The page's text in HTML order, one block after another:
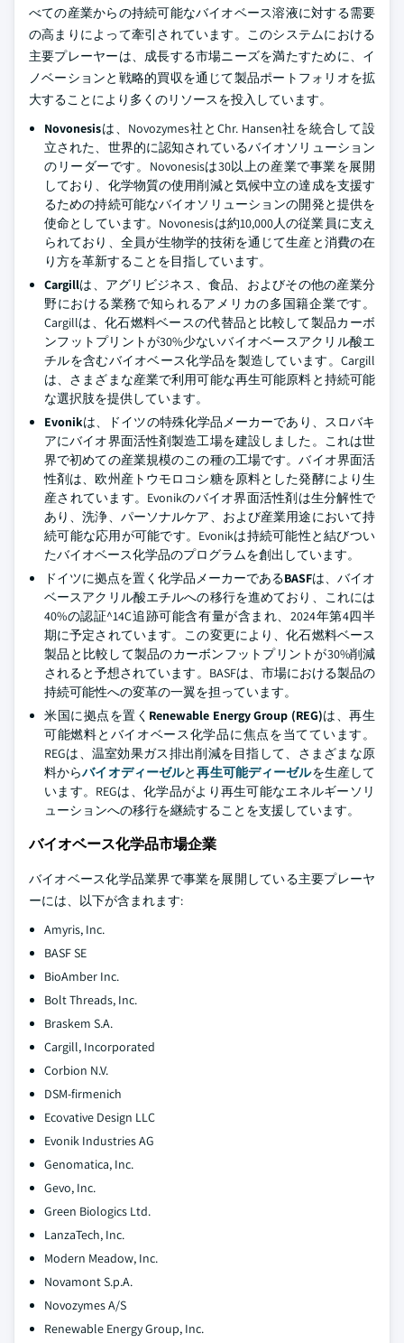
べての産業からの持続可能なバイオベース溶液に対する需要
の高まりによって牽引されています。このシステムにおける
主要プレーヤーは、成長する市場ニーズを満たすために、イ
ノベーションと戦略的買収を通じて製品ポートフォリオを拡
大することにより多くのリソースを投入しています。
Novonesisは、Novozymes社とChr. Hansen社を統合して設
立された、世界的に認知されているバイオソリューション
のリーダーです。Novonesisは30以上の産業で事業を展開
しており、化学物質の使用削減と気候中立の達成を支援す
るための持続可能なバイオソリューションの開発と提供を
使命としています。Novonesisは約10,000人の従業員に支え
られており、全員が生物学的技術を通じて生産と消費の在
り方を革新することを目指しています。
Cargillは、アグリビジネス、食品、およびその他の産業分
野における業務で知られるアメリカの多国籍企業です。
Cargillは、化石燃料ベースの代替品と比較して製品カーボ
ンフットプリントが30%少ないバイオベースアクリル酸エ
チルを含むバイオベース化学品を製造しています。Cargill
は、さまざまな産業で利用可能な再生可能原料と持続可能
な選択肢を提供しています。
Evonikは、ドイツの特殊化学品メーカーであり、スロバキ
アにバイオ界面活性剤製造工場を建設しました。これは世
界で初めての産業規模のこの種の工場です。バイオ界面活
性剤は、欧州産トウモロコシ糖を原料とした発酵により生
産されています。Evonikのバイオ界面活性剤は生分解性で
あり、洗浄、パーソナルケア、および産業用途において持
続可能な応用が可能です。Evonikは持続可能性と結びつい
たバイオベース化学品のプログラムを創出しています。
ドイツに拠点を置く化学品メーカーであるBASFは、バイオ
ベースアクリル酸エチルへの移行を進めており、これには
40%の認証^14C追跡可能含有量が含まれ、2024年第4四半
期に予定されています。この変更により、化石燃料ベース
製品と比較して製品のカーボンフットプリントが30%削減
されると予想されています。BASFは、市場における製品の
持続可能性への変革の一翼を担っています。
米国に拠点を置く Renewable Energy Group (REG)は、再生
可能燃料とバイオベース化学品に焦点を当てています。
REGは、温室効果ガス排出削減を目指して、さまざまな原
料からバイオディーゼルと再生可能ディーゼルを生産して
います。REGは、化学品がより再生可能なエネルギーソリ
ューションへの移行を継続することを支援しています。
バイオベース化学品市場企業
バイオベース化学品業界で事業を展開している主要プレーヤ
ーには、以下が含まれます:
Amyris, Inc.
BASF SE
BioAmber Inc.
Bolt Threads, Inc.
Braskem S.A.
Cargill, Incorporated
Corbion N.V.
DSM-firmenich
Ecovative Design LLC
Evonik Industries AG
Genomatica, Inc.
Gevo, Inc.
Green Biologics Ltd.
LanzaTech, Inc.
Modern Meadow, Inc.
Novamont S.p.A.
Novozymes A/S
Renewable Energy Group, Inc.